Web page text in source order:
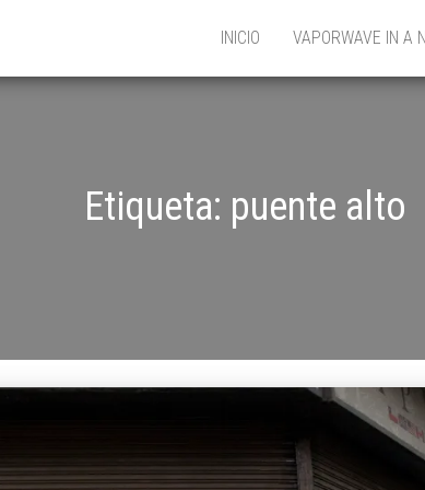
INICIO VAPORWAVE IN A
Etiqueta: puente alto